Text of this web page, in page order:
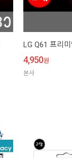
LG Q61 프리
4,950원
본사